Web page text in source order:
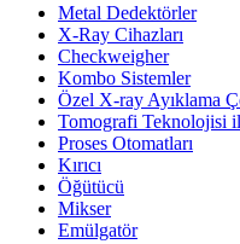
Metal Dedektörler
X-Ray Cihazları
Checkweigher
Kombo Sistemler
Özel X-ray Ayıklama
Tomografi Teknolojisi
Proses Otomatları
Kırıcı
Öğütücü
Mikser
Emülgatör